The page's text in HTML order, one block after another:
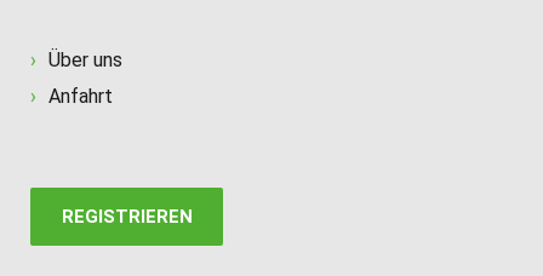
Über uns
Anfahrt
REGISTRIEREN